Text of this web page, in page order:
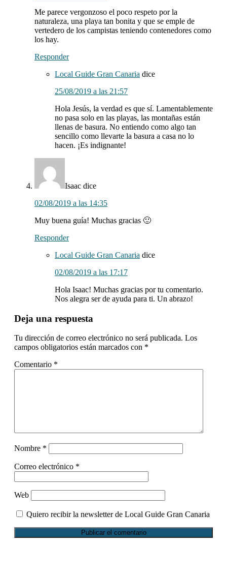
Me parece vergonzoso el poco respeto por la
naturaleza, una playa tan bonita y que se emple de
vertedero de los campistas teniendo contenedores como
los hay.
Responder
Local Guide Gran Canaria dice
25/08/2019 a las 21:57
Hola Jesús, la verdad es que sí. Lamentablemente
no pasa solo en las playas, las montañas están
llenas de basura. No entiendo como algo tan
sencillo como llevarte la basura a casa no lo
hacen. ¡Es indignante!
Isaac dice
02/08/2019 a las 14:35
Muy buena guía! Muchas gracias 🙂
Responder
Local Guide Gran Canaria dice
02/08/2019 a las 17:17
Hola Isaac! Muchas gracias por tu comentario.
Nos alegra ser de ayuda para ti. Un abrazo!
Deja una respuesta
Tu dirección de correo electrónico no será publicada. Los
campos obligatorios están marcados con *
Comentario *
Nombre *
Correo electrónico *
Web
Quiero recibir la newsletter de Local Guide Gran Canaria